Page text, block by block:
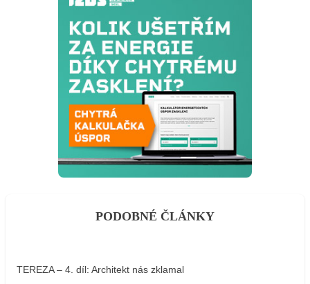
PODOBNÉ ČLÁNKY
TEREZA – 4. díl: Architekt nás zklamal